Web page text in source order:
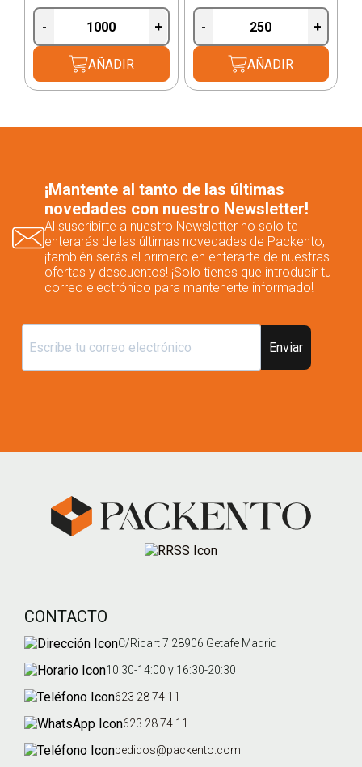
- +
AÑADIR
- +
AÑADIR
¡Mantente al tanto de las últimas
novedades con nuestro Newsletter!
Al suscribirte a nuestro Newsletter no solo te
enterarás de las últimas novedades de Packento,
¡también serás el primero en enterarte de nuestras
ofertas y descuentos! ¡Solo tienes que introducir tu
correo electrónico para mantenerte informado!
Enviar
CONTACTO
C/Ricart 7 28906 Getafe Madrid
10:30-14:00 y 16:30-20:30
623 28 74 11
623 28 74 11
pedidos@packento.com